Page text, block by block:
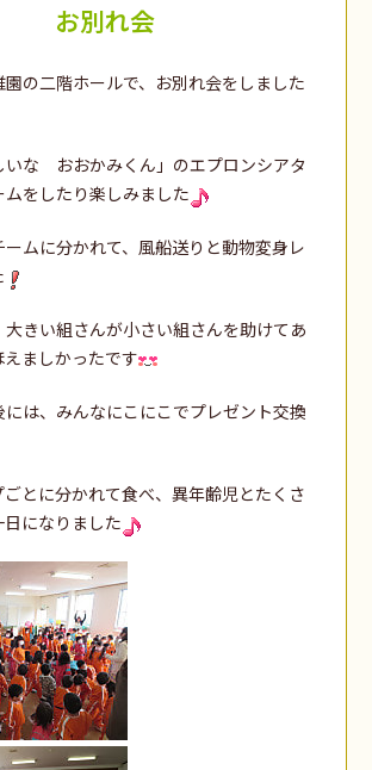
お別れ会
の二階ホールで、お別れ会をしました
いな おおかみくん」のエプロンシアタ
をしたり楽しみました
ムに分かれて、風船送りと動物変身レ
大きい組さんが小さい組さんを助けてあ
ましかったです
には、みんなにこにこでプレゼント交換
とに分かれて食べ、異年齢児とたくさ
になりました